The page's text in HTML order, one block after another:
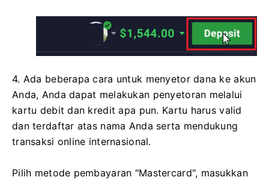
4. Ada beberapa cara untuk menyetor dana ke akun
Anda, Anda dapat melakukan penyetoran melalui
kartu debit dan kredit apa pun. Kartu harus valid
dan terdaftar atas nama Anda serta mendukung
transaksi online internasional.
Pilih metode pembayaran "Mastercard", masukkan